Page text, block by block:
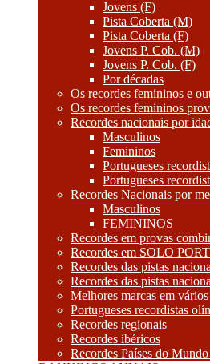
Jovens (F)
Pista Coberta (M)
Pista Coberta (F)
Jovens P. Cob. (M)
Jovens P. Cob. (F)
Por décadas
Os recordes femininos e
Os recordes femininos
Recordes nacionais por
Masculinos
Femininos
Portugueses
Portugueses
Recordes Nacionais por
Masculinos
FEMININOS
Recordes em provas
Recordes em SOLO
Recordes das pistas
Recordes das pistas
Melhores marcas em vários
Portugueses recordistas
Recordes regionais
Recordes ibéricos
Recordes Países do